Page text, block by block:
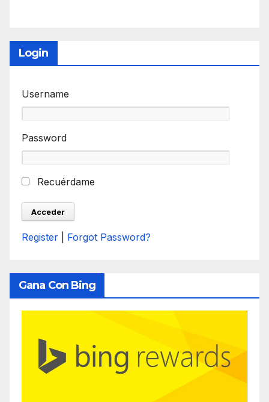
Login
Username
Password
Recuérdame
Register Forgot Password?
Gana Con Bing